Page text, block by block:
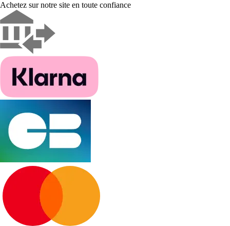
Achetez sur notre site en toute confiance